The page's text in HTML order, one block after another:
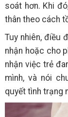
soát hơn. Khi
thân theo cách
Tuy nhiên, điều
nhận hoặc cho
nhận việc trẻ
mình, và nói
quyết tình trạng